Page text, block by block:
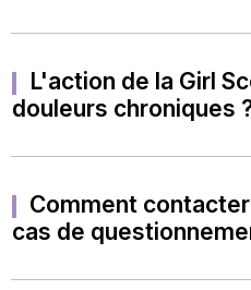
L'action de la Girl
douleurs chroniques
Comment contacter
cas de